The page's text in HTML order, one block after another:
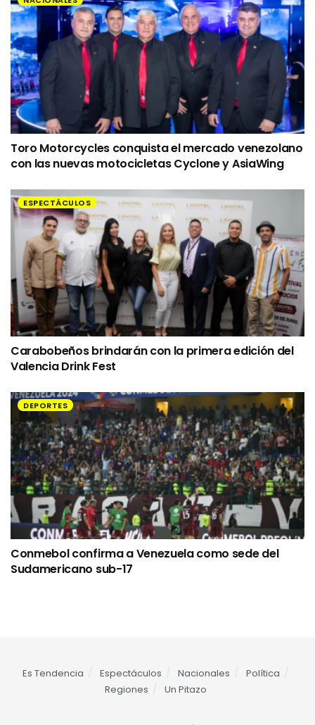
Toro Motorcycles conquista el mercado venezolano
con las nuevas motocicletas Cyclone y AsiaWing
ESPECTÁCULOS
Carabobeños brindarán con la primera edición del
Valencia Drink Fest
DEPORTES
Conmebol confirma a Venezuela como sede del
Sudamericano sub-17
Es Tendencia Espectáculos Nacionales
Política
Regiones
Un Pitazo